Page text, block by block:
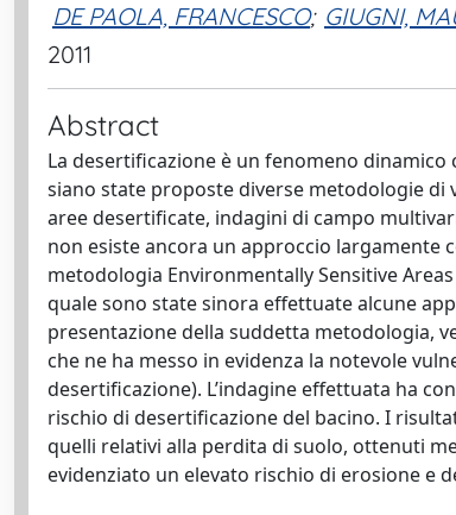
DE PAOLA, FRANCESCO; GIUGNI,
2011
Abstract
La desertificazione è un fenomeno
siano state proposte diverse metodologie di
aree desertificate, indagini di campo
non esiste ancora un approccio largamente
metodologia Environmentally Sensitive
quale sono state sinora effettuate alcune
presentazione della suddetta metodologia,
che ne ha messo in evidenza la notevole
desertificazione). L’indagine effettuata ha
rischio di desertificazione del bacino. I
quelli relativi alla perdita di suolo, ottenuti
evidenziato un elevato rischio di erosione e